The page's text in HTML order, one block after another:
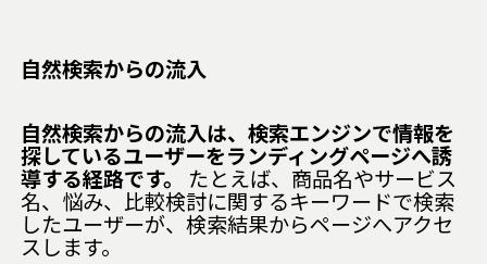
自然検索からの流入
自然検索からの流入は、検索エンジンで情報を
探しているユーザーをランディングページへ誘
導する経路です。 たとえば、商品名やサービス
名、悩み、比較検討に関するキーワードで検索
したユーザーが、検索結果からページへアクセ
スします。